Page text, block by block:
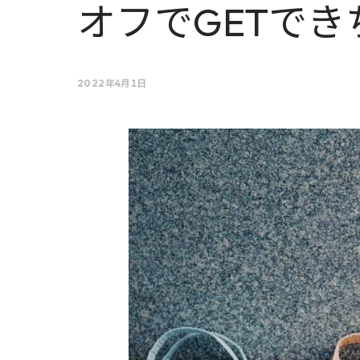
オフでGETで
2022年4月1日